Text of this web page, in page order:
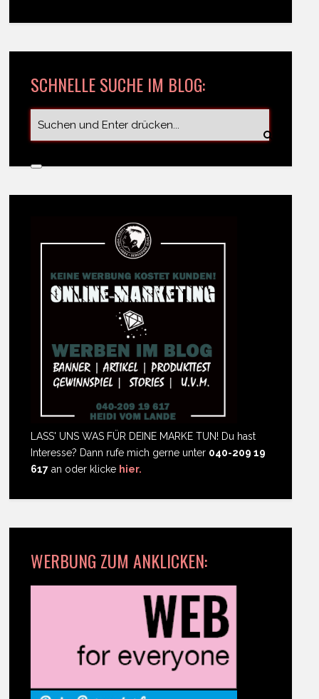
SCHNELLE SUCHE IM BLOG:
LASS' UNS WAS FÜR DEINE MARKE TUN! Du hast
Interesse? Dann rufe mich gerne unter 040-209 19
617 an oder klicke hier.
WERBUNG ZUM ANKLICKEN: